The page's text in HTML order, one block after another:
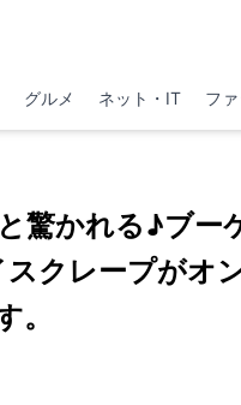
グルメ ネット・IT フ
驚かれる♪ブー
クレープがオ
。